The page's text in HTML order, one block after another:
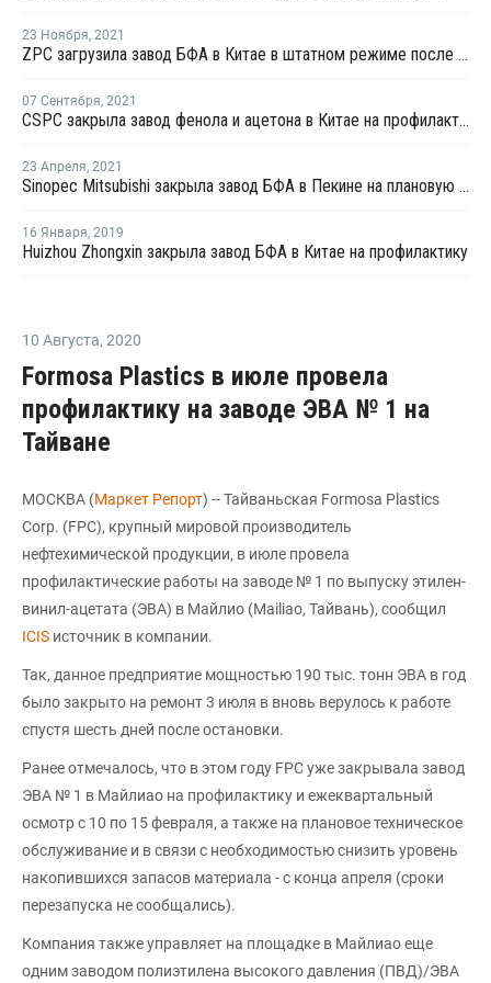
23 Ноября, 2021
ZPC загрузила завод БФА в Китае в штатном режиме после перезапуска
07 Сентября, 2021
CSPC закрыла завод фенола и ацетона в Китае на профилактику
23 Апреля, 2021
Sinopec Mitsubishi закрыла завод БФА в Пекине на плановую профилактику
16 Января, 2019
Huizhou Zhongxin закрыла завод БФА в Китае на профилактику
10 Августа, 2020
Formosa Plastics в июле провела
профилактику на заводе ЭВА № 1 на
Тайване
МОСКВА (Маркет Репорт) -- Тайваньская Formosa Plastics
Corp. (FPC), крупный мировой производитель
нефтехимической продукции, в июле провела
профилактические работы на заводе № 1 по выпуску этилен-
винил-ацетата (ЭВА) в Майлио (Mailiao, Тайвань), сообщил
ICIS источник в компании.
Так, данное предприятие мощностью 190 тыс. тонн ЭВА в год
было закрыто на ремонт 3 июля в вновь верулось к работе
спустя шесть дней после остановки.
Ранее отмечалось, что в этом году FPC уже закрывала завод
ЭВА № 1 в Майлиао на профилактику и ежеквартальный
осмотр с 10 по 15 февраля, а также на плановое техническое
обслуживание и в связи с необходимостью снизить уровень
накопившихся запасов материала - с конца апреля (сроки
перезапуска не сообщались).
Компания также управляет на площадке в Майлиао еще
одним заводом полиэтилена высокого давления (ПВД)/ЭВА